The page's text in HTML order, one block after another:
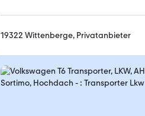
19322 Wittenberge, Privatanbieter